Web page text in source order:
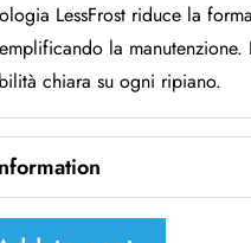
LessFrost riduce la
la manutenzione.
chiara su ogni ripiano.